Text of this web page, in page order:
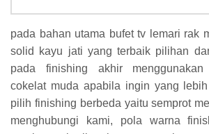
pada bahan utama bufet tv lemari rak
solid kayu jati yang terbaik pilihan
pada finishing akhir
cokelat muda apabila ingin yang
pilih finishing berbeda yaitu semprot
menghubungi kami, pola warna